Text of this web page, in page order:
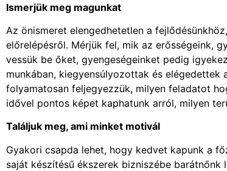
Ismerjük meg magunkat
Az önismeret elengedhetetlen a
előrelépésről. Mérjük fel, mik az erősségeink,
vessük be őket, gyengeségeinket pedig
munkában, kiegyensúlyozottak és elégedettek
folyamatosan feljegyezzük, milyen feladatot
idővel pontos képet kaphatunk arról, milyen
Találjuk meg, ami minket motivál
Gyakori csapda lehet, hogy kedvet kapunk a
saját készítésű ékszerek bizniszébe